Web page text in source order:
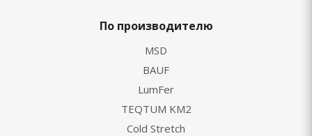
По производителю
MSD
BAUF
LumFer
TEQTUM KM2
Cold Stretch